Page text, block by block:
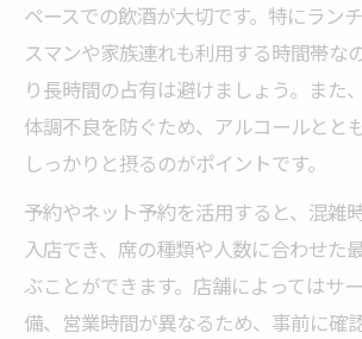
ペースでの飲酒が大切です。特にラン
スマンや家族連れも利用する時間帯な
り長時間の占有は避けましょう。また
体調不良を防ぐため、アルコールとと
しっかりと摂るのがポイントです。
予約やネット予約を活用すると、混雑
入店でき、席の種類や人数に合わせた
ぶことができます。店舗によってはサ
備、営業時間が異なるため、事前に確